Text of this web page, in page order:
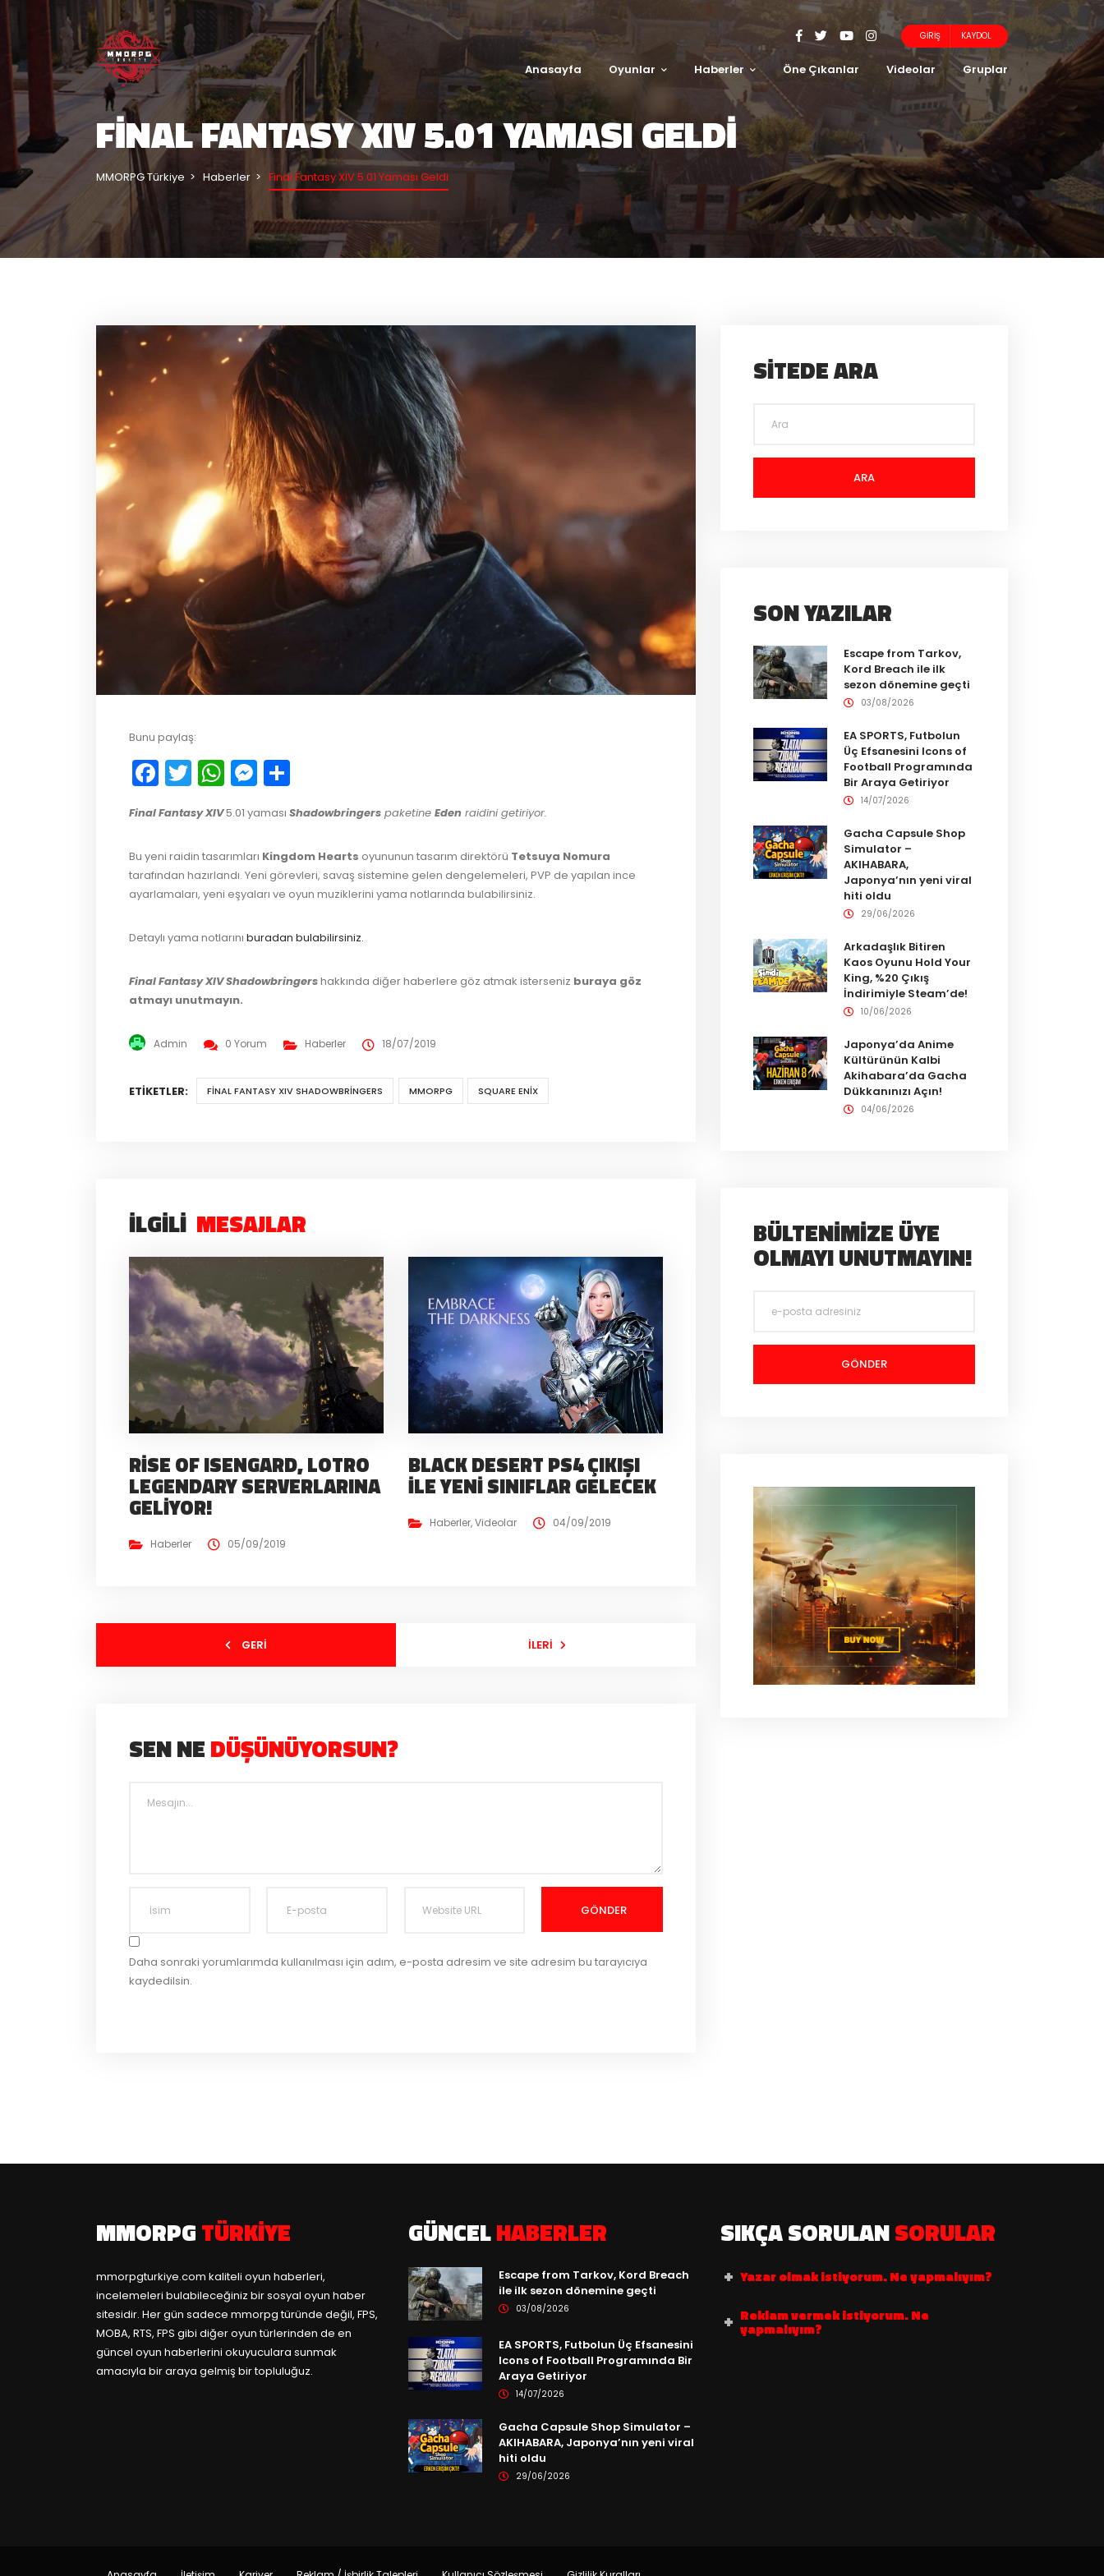
GIRIŞ KAYDOL
Anasayfa Oyunlar Haberler Öne Çıkanlar Videolar Gruplar
FINAL FANTASY XIV 5.01 YAMASI GELDI
MMORPG Türkiye Haberler Final Fantasy XIV 5.01 Yaması Geldi
Bunu paylaş:
Facebook
Twitter
WhatsApp
Messenger
Final Fantasy XIV5.01 yaması Shadowbringers paketine Eden raidini getiriyor.
Bu yeni raidin tasarımları Kingdom Hearts oyununun tasarım direktörü Tetsuya Nomura
tarafından hazırlandı. Yeni görevleri, savaş sistemine gelen dengelemeleri, PVP de yapılan ince
ayarlamaları, yeni eşyaları ve oyun muziklerini yama notlarında bulabilirsiniz.
Detaylı yama notlarını buradan bulabilirsiniz.
Final Fantasy XIV Shadowbringershakkında diğer haberlere göz atmak isterseniz buraya göz
atmayı unutmayın.
Admin 0 Yorum Haberler 18/07/2019
ETIKETLER: FINAL FANTASY XIV SHADOWBRINGERS MMORPG SQUARE ENIX
İLGILI MESAJLAR
RISE OF ISENGARD, LOTRO
LEGENDARY SERVERLARINA
GELIYOR!
Haberler 05/09/2019
BLACK DESERT PS4 ÇIKIŞI
İLE YENI SINIFLAR GELECEK
Haberler,Videolar 04/09/2019
GERI İLERI
SEN NEDÜŞÜNÜYORSUN?
GÖNDER
Daha sonraki yorumlarımda kullanılması için adım, e-posta adresim ve site adresim bu tarayıcıya
kaydedilsin.
SITEDE ARA
ARA
SON YAZILAR
Escape from Tarkov,
Kord Breach ile ilk
sezon dönemine geçti
03/08/2026
EA SPORTS, Futbolun
Üç Efsanesini Icons of
Football Programında
Bir Araya Getiriyor
14/07/2026
Gacha Capsule Shop
Simulator –
AKIHABARA,
Japonya’nın yeni viral
hiti oldu
29/06/2026
Arkadaşlık Bitiren
Kaos Oyunu Hold Your
King, %20 Çıkış
İndirimiyle Steam’de!
10/06/2026
Japonya’da Anime
Kültürünün Kalbi
Akihabara’da Gacha
Dükkanınızı Açın!
04/06/2026
BÜLTENIMIZE ÜYE
OLMAYI UNUTMAYIN!
MMORPGTÜRKIYE
mmorpgturkiye.com kaliteli oyun haberleri,
incelemeleri bulabileceğiniz bir sosyal oyun haber
sitesidir. Her gün sadece mmorpg türünde değil, FPS,
MOBA, RTS, FPS gibi diğer oyun türlerinden de en
güncel oyun haberlerini okuyuculara sunmak
amacıyla bir araya gelmiş bir topluluğuz.
GÜNCELHABERLER
Escape from Tarkov, Kord Breach
ile ilk sezon dönemine geçti
03/08/2026
EA SPORTS, Futbolun Üç Efsanesini
Icons of Football Programında Bir
Araya Getiriyor
14/07/2026
Gacha Capsule Shop Simulator –
AKIHABARA, Japonya’nın yeni viral
hiti oldu
29/06/2026
SIKÇA SORULANSORULAR
Yazar olmak istiyorum. Ne yapmalıyım?
Reklam vermek istiyorum. Ne
yapmalıyım?